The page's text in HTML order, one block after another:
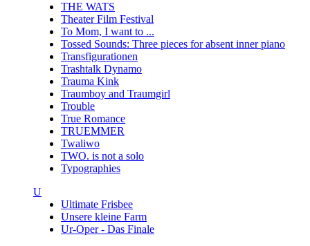
THE WATS
Theater Film Festival
To Mom, I want to ...
Tossed Sounds: Three pieces for absent inner piano
Transfigurationen
Trashtalk Dynamo
Trauma Kink
Traumboy and Traumgirl
Trouble
True Romance
TRUEMMER
Twaliwo
TWO. is not a solo
Typographies
U
Ultimate Frisbee
Unsere kleine Farm
Ur-Oper - Das Finale